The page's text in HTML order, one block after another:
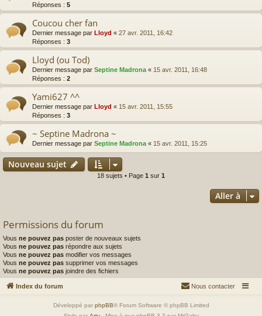
Réponses : 5
Coucou cher fan
Dernier message par Lloyd « 27 avr. 2011, 16:42
Réponses : 3
Lloyd (ou Tod)
Dernier message par Septine Madrona « 15 avr. 2011, 16:48
Réponses : 2
Yami627 ^^
Dernier message par Lloyd « 15 avr. 2011, 15:55
Réponses : 3
~ Septine Madrona ~
Dernier message par Septine Madrona « 15 avr. 2011, 15:25
Nouveau sujet
18 sujets • Page 1 sur 1
Aller à
Permissions du forum
Vous ne pouvez pas poster de nouveaux sujets
Vous ne pouvez pas répondre aux sujets
Vous ne pouvez pas modifier vos messages
Vous ne pouvez pas supprimer vos messages
Vous ne pouvez pas joindre des fichiers
Index du forum Nous contacter
Développé par phpBB® Forum Software © phpBB Limited